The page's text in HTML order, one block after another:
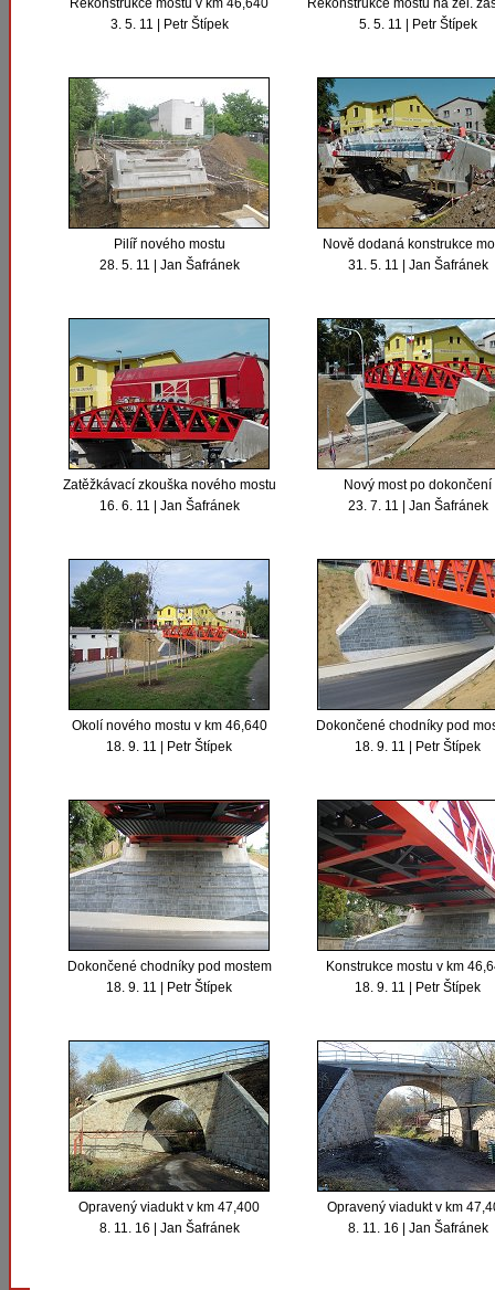
Rekonstrukce mostu v km 46,640
3. 5. 11 | Petr Štípek
Rekonstrukce mostu na žel.
5. 5. 11 | Petr Štípek
Pilíř nového mostu
28. 5. 11 | Jan Šafránek
Nově dodaná konstrukce
31. 5. 11 | Jan Šafránek
Zatěžkávací zkouška nového mostu
16. 6. 11 | Jan Šafránek
Nový most po dokončení
23. 7. 11 | Jan Šafránek
Okolí nového mostu v km 46,640
18. 9. 11 | Petr Štípek
Dokončené chodníky pod
18. 9. 11 | Petr Štípek
Dokončené chodníky pod mostem
18. 9. 11 | Petr Štípek
Konstrukce mostu v km
18. 9. 11 | Petr Štípek
Opravený viadukt v km 47,400
8. 11. 16 | Jan Šafránek
Opravený viadukt v km
8. 11. 16 | Jan Šafránek